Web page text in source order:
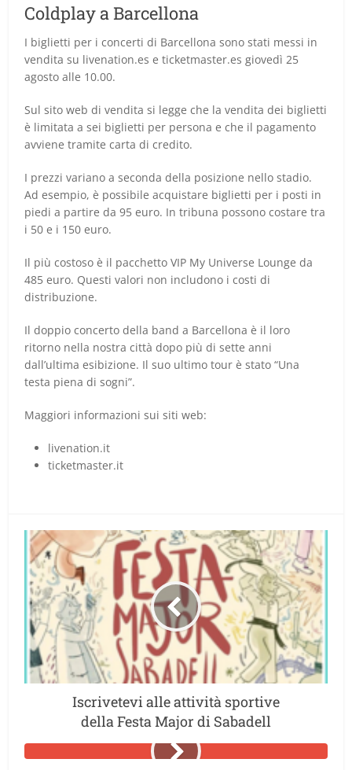
Coldplay a Barcellona
I biglietti per i concerti di Barcellona sono stati messi in
vendita su livenation.es e ticketmaster.es giovedì 25
agosto alle 10.00.
Sul sito web di vendita si legge che la vendita dei biglietti
è limitata a sei biglietti per persona e che il pagamento
avviene tramite carta di credito.
I prezzi variano a seconda della posizione nello stadio.
Ad esempio, è possibile acquistare biglietti per i posti in
piedi a partire da 95 euro. In tribuna possono costare tra
i 50 e i 150 euro.
Il più costoso è il pacchetto VIP My Universe Lounge da
485 euro. Questi valori non includono i costi di
distribuzione.
Il doppio concerto della band a Barcellona è il loro
ritorno nella nostra città dopo più di sette anni
dall’ultima esibizione. Il suo ultimo tour è stato “Una
testa piena di sogni”.
Maggiori informazioni sui siti web:
livenation.it
ticketmaster.it
Iscrivetevi alle attività sportive
della Festa Major di Sabadell